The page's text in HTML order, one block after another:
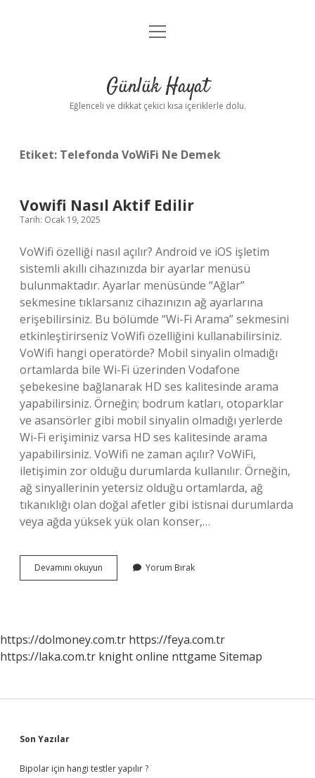
Anasayfa
Yasal Uyarı
menüyü
Günlük Hayat
Eğlenceli ve dikkat çekici kısa içeriklerle dolu.
Etiket: Telefonda VoWiFi Ne Demek
Vowifi Nasıl Aktif Edilir
Tarih: Ocak 19, 2025
VoWifi özelliği nasıl açılır? Android ve iOS işletim
sistemli akıllı cihazınızda bir ayarlar menüsü
bulunmaktadır. Ayarlar menüsünde “Ağlar”
sekmesine tıklarsanız cihazınızın ağ ayarlarına
erişebilirsiniz. Bu bölümde “Wi-Fi Arama” sekmesini
etkinleştirirseniz VoWifi özelliğini kullanabilirsiniz.
VoWifi hangi operatörde? Mobil sinyalin olmadığı
ortamlarda bile Wi-Fi üzerinden Vodafone
şebekesine bağlanarak HD ses kalitesinde arama
yapabilirsiniz. Örneğin; bodrum katları, otoparklar
ve asansörler gibi mobil sinyalin olmadığı yerlerde
Wi-Fi erişiminiz varsa HD ses kalitesinde arama
yapabilirsiniz. VoWifi ne zaman açılır? VoWiFi,
iletişimin zor olduğu durumlarda kullanılır. Örneğin,
ağ sinyallerinin yetersiz olduğu ortamlarda, ağ
tıkanıklığı olan doğal afetler gibi istisnai durumlarda
veya ağda yüksek yük olan konser,…
Devamını okuyun
Nasıl
Yorum Bırak
https://dolmoney.com.tr https://feya.com.tr
https://laka.com.tr knight online nttgame Sitemap
Sidebar
Son Yazılar
Bipolar için hangi testler yapılır ?